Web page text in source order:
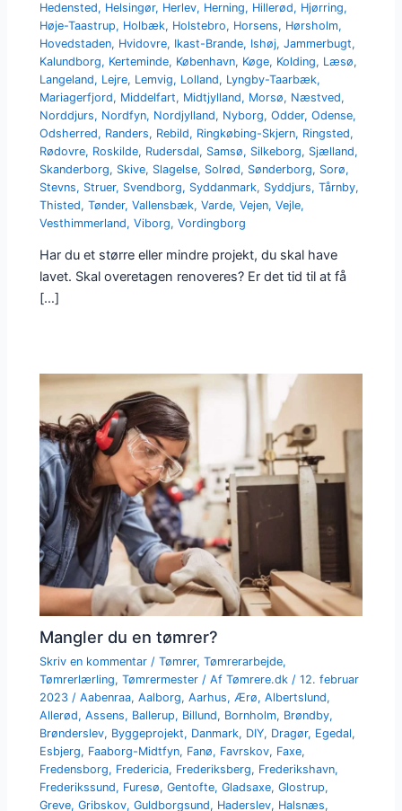
Hedensted, Helsingør, Herlev, Herning, Hillerød, Hjørring,
Høje-Taastrup, Holbæk, Holstebro, Horsens, Hørsholm,
Hovedstaden, Hvidovre, Ikast-Brande, Ishøj,Jammerbugt,
Kalundborg, Kerteminde, København, Køge, Kolding, Læsø,
Langeland, Lejre, Lemvig, Lolland, Lyngby-Taarbæk,
Mariagerfjord, Middelfart, Midtjylland, Morsø, Næstved,
Norddjurs, Nordfyn, Nordjylland, Nyborg,Odder,Odense,
Odsherred, Randers, Rebild, Ringkøbing-Skjern, Ringsted,
Rødovre, Roskilde, Rudersdal, Samsø, Silkeborg, Sjælland,
Skanderborg, Skive, Slagelse, Solrød, Sønderborg, Sorø,
Stevns, Struer, Svendborg, Syddanmark, Syddjurs,Tårnby,
Thisted,Tønder,Vallensbæk,Varde,Vejen,Vejle,
Vesthimmerland,Viborg,Vordingborg
Har du et større eller mindre projekt, du skal have
lavet. Skal overetagen renoveres? Er det tid til at få
[…]
Mangler du en tømrer?
Skriv en kommentar /Tømrer,Tømrerarbejde,
Tømrerlærling,Tømrermester / AfTømrere.dk/12. februar
2023/Aabenraa,Aalborg,Aarhus,Ærø,Albertslund,
Allerød,Assens, Ballerup, Billund, Bornholm, Brøndby,
Brønderslev, Byggeprojekt, Danmark, DIY, Dragør, Egedal,
Esbjerg, Faaborg-Midtfyn, Fanø, Favrskov, Faxe,
Fredensborg, Fredericia, Frederiksberg, Frederikshavn,
Frederikssund, Furesø,Gentofte,Gladsaxe,Glostrup,
Greve,Gribskov,Guldborgsund, Haderslev, Halsnæs,